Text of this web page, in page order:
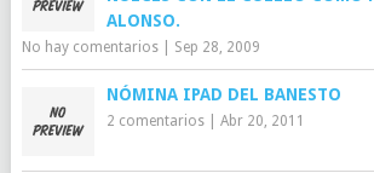
ALONSO.
No hay comentarios| Sep 28, 2009
NÓMINA IPAD DEL BANESTO
2 comentarios| Abr 20, 2011